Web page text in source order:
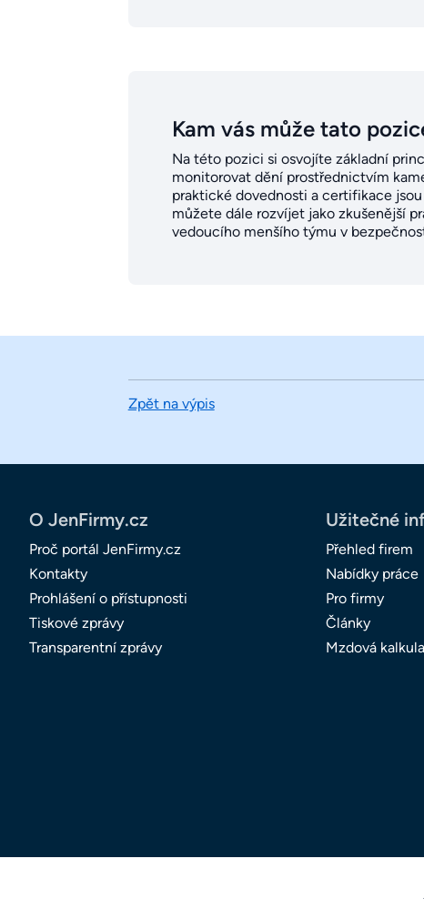
Kam vás může tato
Na této pozici si osvojíte základní
monitorovat dění prostřednictvím
praktické dovednosti a certifikace
můžete dále rozvíjet jako zkušenější
vedoucího menšího týmu v
Zpět na výpis
O JenFirmy.cz
Proč portál JenFirmy.cz
Kontakty
Prohlášení o přístupnosti
Tiskové zprávy
Transparentní zprávy
Užitečné
Přehled firem
Nabídky práce
Pro firmy
Články
Mzdová